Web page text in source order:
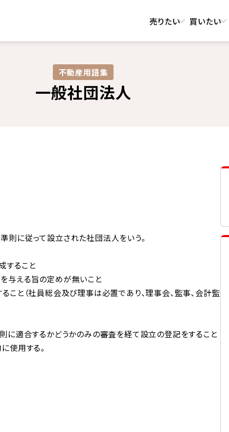
売りたい 買いたい
不動産用語集​
一般社団法人
則に従って設立された社団法人をいう。
すること
与える旨の定めが無いこと
こと（社員総会及び理事は必置であり、理事会、監事、会計監
に適合するかどうかのみの審査を経て設立の登記をすること
使用する。